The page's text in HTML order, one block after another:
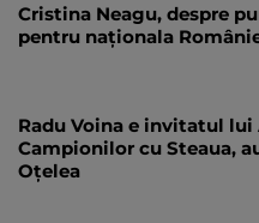
Cristina Neagu, despre
pentru naționala
Radu Voina e invitatul lui
Campionilor cu Steaua,
Oțelea